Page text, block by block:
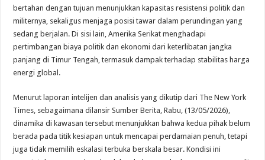
bertahan dengan tujuan menunjukkan kapasitas resistensi politik dan
militernya, sekaligus menjaga posisi tawar dalam perundingan yang
sedang berjalan. Di sisi lain, Amerika Serikat menghadapi
pertimbangan biaya politik dan ekonomi dari keterlibatan jangka
panjang di Timur Tengah, termasuk dampak terhadap stabilitas harga
energi global.
Menurut laporan intelijen dan analisis yang dikutip dari The New York
Times, sebagaimana dilansir Sumber Berita, Rabu, (13/05/2026),
dinamika di kawasan tersebut menunjukkan bahwa kedua pihak belum
berada pada titik kesiapan untuk mencapai perdamaian penuh, tetapi
juga tidak memilih eskalasi terbuka berskala besar. Kondisi ini